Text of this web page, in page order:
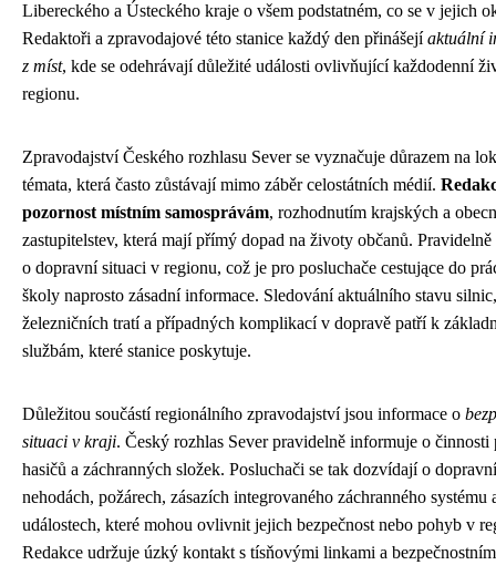
Libereckého a Ústeckého kraje o všem podstatném, co se v jejich
Redaktoři a zpravodajové této stanice každý den přinášejíaktuální
z míst, kde se odehrávají důležité události ovlivňující každodenní
regionu.
Zpravodajství Českého rozhlasu Sever se vyznačuje důrazem na
témata, která často zůstávají mimo záběr celostátních médií.
pozornost místním samosprávám, rozhodnutím krajských a
zastupitelstev, která mají přímý dopad na životy občanů.
o dopravní situaci v regionu, což je pro posluchače cestujące do
školy naprosto zásadní informace. Sledování aktuálního stavu silnic,
železničních tratí a případných komplikací v dopravě patří k
službám, které stanice poskytuje.
Důležitou součástí regionálního zpravodajství jsou informace o
situaci v kraji. Český rozhlas Sever pravidelně informuje o činnosti
hasičů a záchranných složek. Posluchači se tak dozvídají o
nehodách, požárech, zásazích integrovaného záchranného systému
událostech, které mohou ovlivnit jejich bezpečnost nebo pohyb v
Redakce udržuje úzký kontakt s tísňovými linkami a